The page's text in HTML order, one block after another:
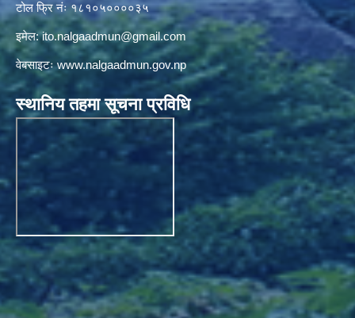
टोल फ्रि नंः १८१०५००००३५
इमेल:ito.nalgaadmun@gmail.com
वेबसाइटःwww.nalgaadmun.gov.np
स्थानिय तहमा सूचना प्रविधि